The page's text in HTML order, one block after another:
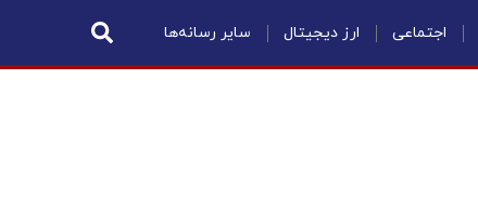
اجتماعی ارز دیجیتال سایر رسانه‌ها